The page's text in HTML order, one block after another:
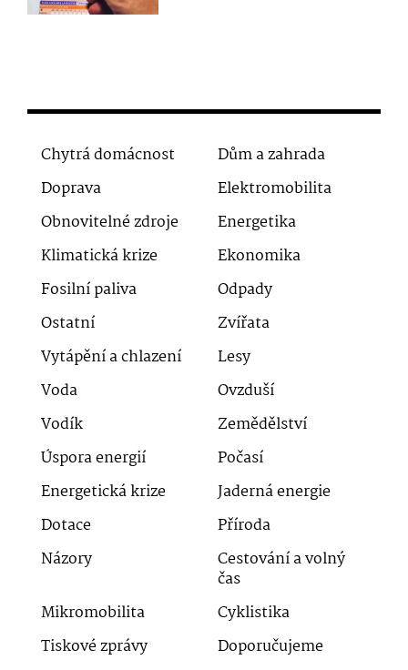
Chytrá domácnost
Dům a zahrada
Doprava
Elektromobilita
Obnovitelné zdroje
Energetika
Klimatická krize
Ekonomika
Fosilní paliva
Odpady
Ostatní
Zvířata
Vytápění a chlazení
Lesy
Voda
Ovzduší
Vodík
Zemědělství
Úspora energií
Počasí
Energetická krize
Jaderná energie
Dotace
Příroda
Názory
Cestování a volný
čas
Mikromobilita
Cyklistika
Tiskové zprávy
Doporučujeme